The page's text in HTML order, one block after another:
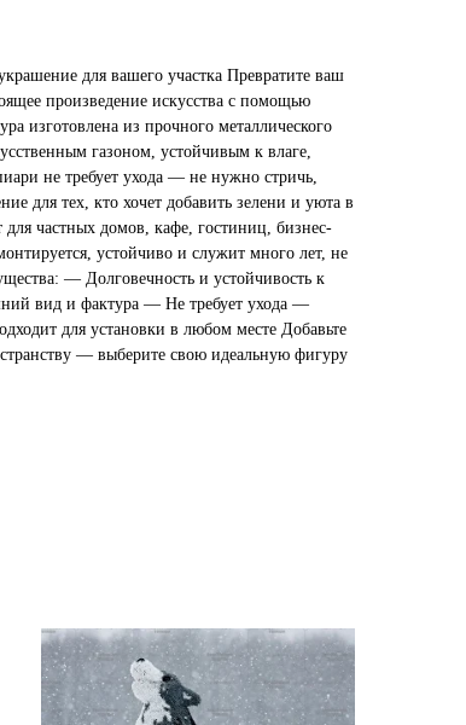
для вашего участка Превратите ваш
произведение искусства с помощью
изготовлена из прочного металлического
газоном, устойчивым к влаге,
не требует ухода — не нужно стричь,
для тех, кто хочет добавить зелени и уюта в
частных домов, кафе, гостиниц, бизнес-
устойчиво и служит много лет, не
— Долговечность и устойчивость к
вид и фактура — Не требует ухода —
для установки в любом месте Добавьте
— выберите свою идеальную фигуру